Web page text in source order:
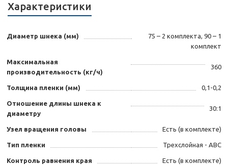
Характеристики
Диаметр шнека (мм)
75 – 2 комплекта, 90 – 1
комплект
Максимальная
производительность (кг/ч)
360
Толщина пленки (мм) 0,1-0,2
Отношение длины шнека к
диаметру
30:1
Узел вращения головы Есть (в комплекте)
Тип пленки Трехслойная - АВС
Контроль равнения края Есть (в комплекте)